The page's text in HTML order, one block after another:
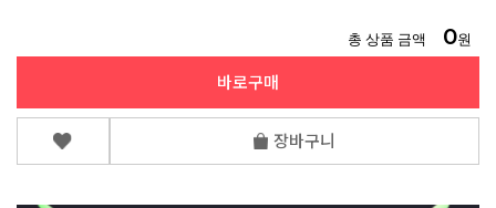
총 상품 금액 0원
바로구매
장바구니